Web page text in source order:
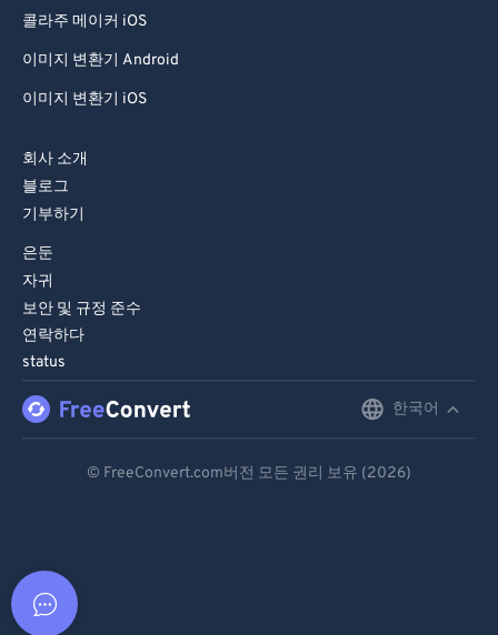
콜라주 메이커 iOS
이미지 변환기 Android
이미지 변환기 iOS
회사 소개
블로그
기부하기
은둔
자귀
보안 및 규정 준수
연락하다
status
한국어
© FreeConvert.com버전 모든 권리 보유 (2026)